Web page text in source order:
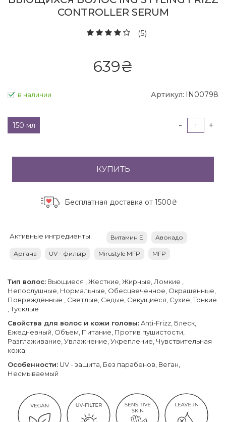
CONTROLLER SERUM
(5)
639₴
в наличии Артикул: IN00798
150 мл - +
КУПИТЬ
Бесплатная доставка от 1500₴
Активные ингредиенты: Витамин Е Авокадо
Аргана UV - фильтр Mirustyle MFP MFP
Тип волос: Вьющиеся , Жесткие, Жирные, Ломкие ,
Непослушные, Нормальные, Обесцвеченное, Окрашенные,
Повреждённые , Светлые, Седые, Секущиеся, Сухие, Тонкие
, Тусклые
Свойства для волос и кожи головы:Anti-Frizz, Блеск,
Ежедневный, Объем, Питание, Против пушистости,
Разглаживание, Увлажнение, Укрепление, Чувствительная
кожа
Особенности: UV - защита, Без парабенов, Веган,
Несмываемый